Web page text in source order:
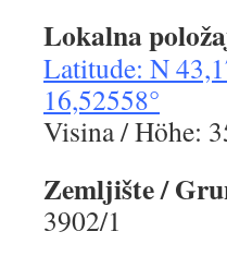
Lokalna
Latitude: N
16,52558°
Visina / Höhe:
Zemljište /
3902/1